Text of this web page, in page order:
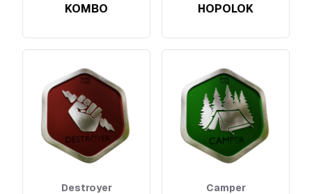
KOMBO HOPOLOK
Destroyer Camper